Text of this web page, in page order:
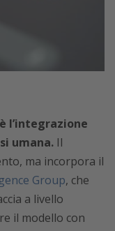
l’integrazione
umana. Il
ma incorpora il
Group, che
a livello
il modello con